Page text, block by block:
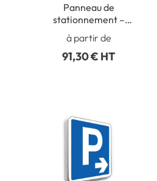
Panneau de
stationnement –
Parking Flèche à droite
et à gauche
à partir de
91,30 € HT